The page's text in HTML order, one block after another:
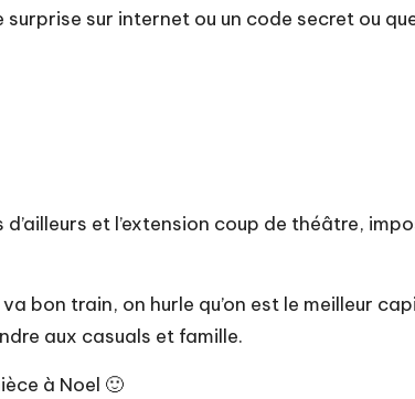
sur internet ou un code secret ou
d’ailleurs et l’extension coup de théâtre,
bon train, on hurle qu’on est le meilleur
aux casuals et famille.
à Noel 🙂